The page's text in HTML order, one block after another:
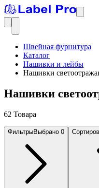
Швейная фурнитура
Каталог
Нашивки и лейбы
Нашивки
Нашивки
62 Товара
ФильтрыВыбрано 0